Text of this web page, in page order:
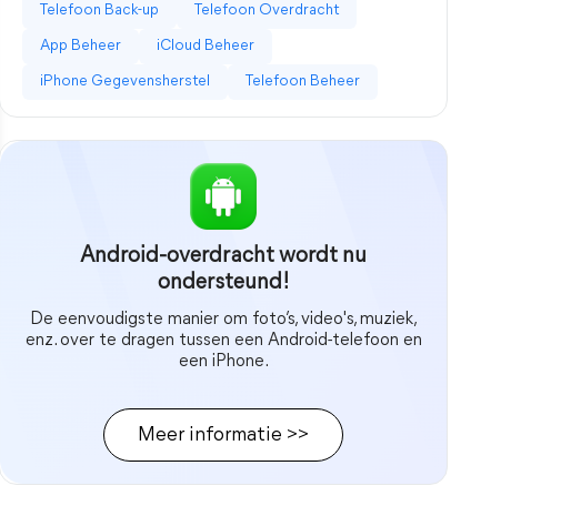
Telefoon Back-up Telefoon Overdracht
App Beheer iCloud Beheer
iPhone Gegevensherstel Telefoon Beheer
Android-overdracht wordt nu
ondersteund!
De eenvoudigste manier om foto’s, video's, muziek,
enz. over te dragen tussen een Android-telefoon en
een iPhone.
Meer informatie >>